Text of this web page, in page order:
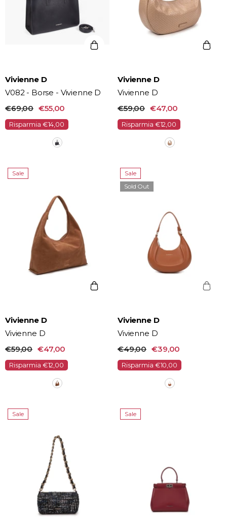
Vendor:
Vivienne D
V082 - Borse - Vivienne D
€69,00 €55,00
Risparmia €14,00
Vendor:
Vivienne D
Vivienne D
€59,00 €47,00
Risparmia €12,00
Sale
Vendor:
Vivienne D
Vivienne D
€59,00 €47,00
Risparmia €12,00
Sale
Sold Out
Vendor:
Vivienne D
Vivienne D
€49,00 €39,00
Risparmia €10,00
Sale Sale